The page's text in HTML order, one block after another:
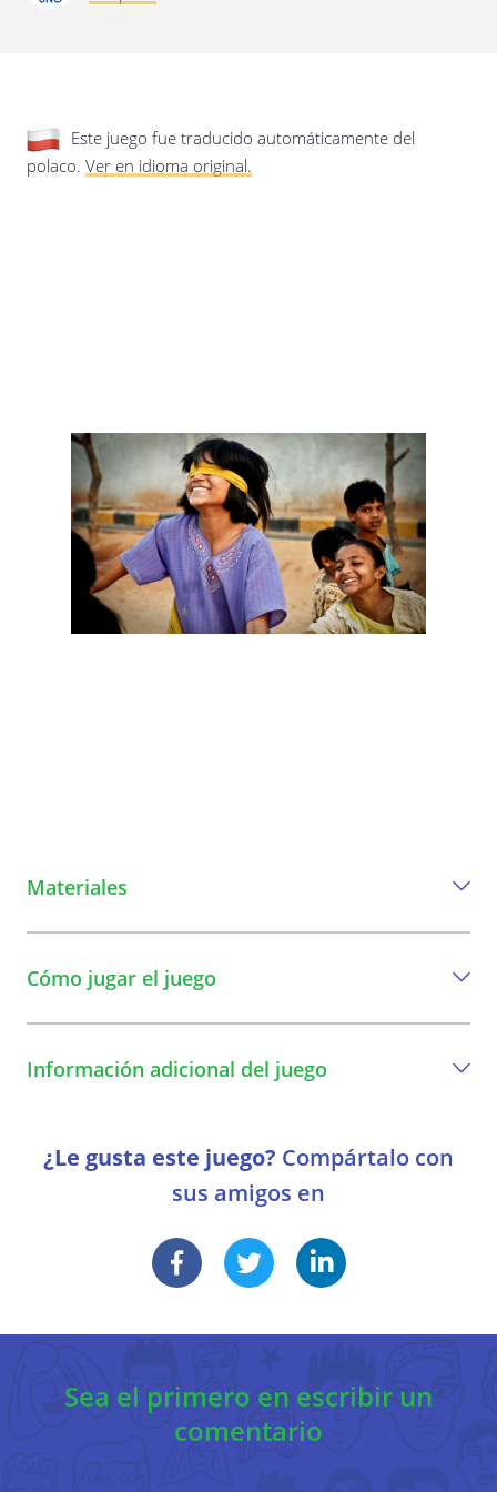
Este juego fue traducido automáticamente del
polaco. Ver en idioma original.
Materiales
juego.
bufanda o material para cubrir los ojos
Cómo jugar el juego
2
Información adicional del juego
¿Le gusta este juego? Compártalo con
sus amigos en
Sea el primero en escribir un
comentario